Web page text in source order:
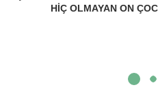
HIÇ OLMAYAN ON